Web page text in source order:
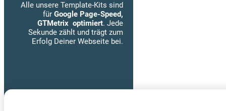
Alle unsere Template-Kits sind
für Google Page-Speed,
GTMetrix optimiert. Jede
Sekunde zählt und trägt zum
Erfolg Deiner Webseite bei.